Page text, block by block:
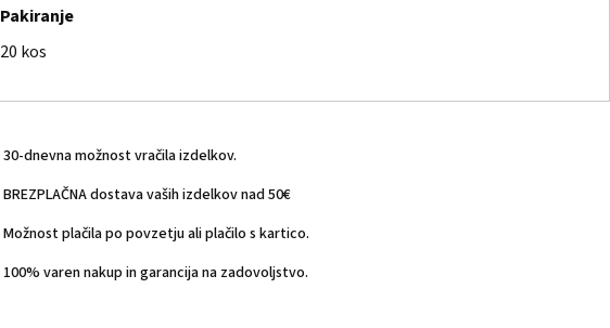
Pakiranje
20 kos
30-dnevna možnost vračila izdelkov.
BREZPLAČNA dostava vaših izdelkov nad 50€
Možnost plačila po povzetju ali plačilo s kartico.
100% varen nakup in garancija na zadovoljstvo.